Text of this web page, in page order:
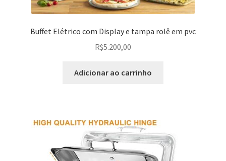
Buffet Elétrico com Display e tampa rolê em pvc
R$5.200,00
Adicionar ao carrinho